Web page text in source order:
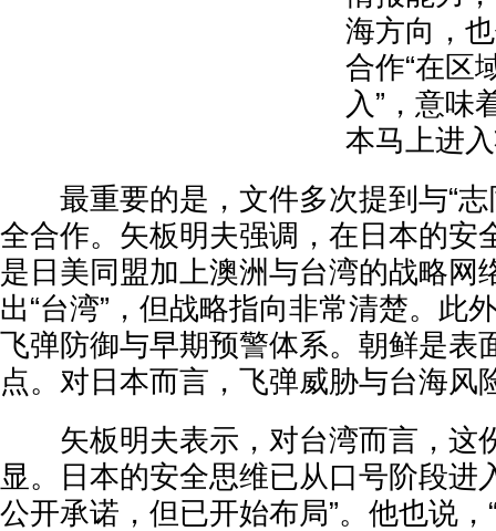
海方向，
合作“在区
入”，意味
本马上进
最重要的是，文件多次提到与“志
全合作。矢板明夫强调，在日本的安
是日美同盟加上澳洲与台湾的战略网
出“台湾”，但战略指向非常清楚。此
飞弹防御与早期预警体系。朝鲜是表
点。对日本而言，飞弹威胁与台海风
矢板明夫表示，对台湾而言，这
显。日本的安全思维已从口号阶段进
公开承诺，但已开始布局”。他也说，